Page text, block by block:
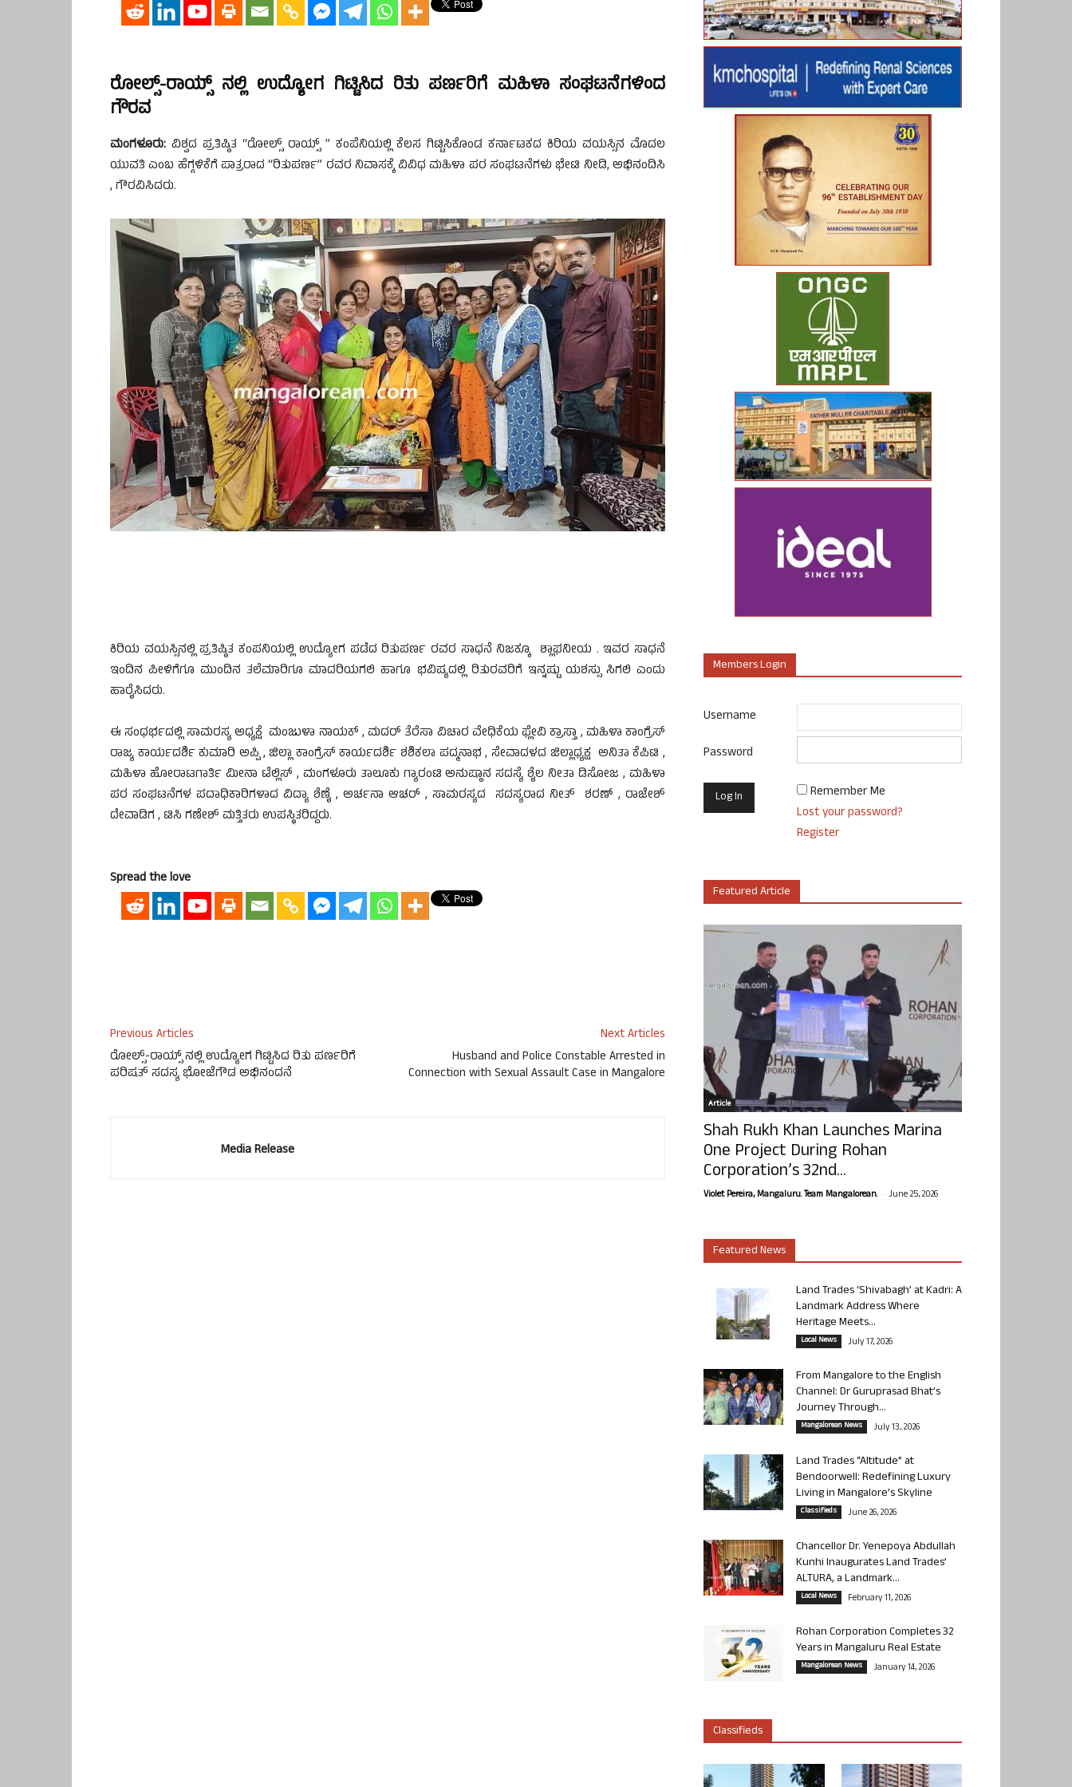
ರೋಲ್ಸ್-ರಾಯ್ಸ್‌ ನಲ್ಲಿ ಉದ್ಯೋಗ ಗಿಟ್ಟಿಸಿದ ರಿತು ಪರ್ಣರಿಗೆ ಮಹಿಳಾ ಸಂಘಟನೆಗಳಿಂದ
ಗೌರವ
ಮಂಗಳೂರು: ವಿಶ್ವದ ಪ್ರತಿಷ್ಠಿತ “ರೋಲ್ಸ್ ರಾಯ್ಸ್ ” ಕಂಪೆನಿಯಲ್ಲಿ ಕೆಲಸ ಗಿಟ್ಟಿಸಿಕೊಂಡ ಕರ್ನಾಟಕದ ಕಿರಿಯ ವಯಸ್ಸಿನ ಮೊದಲ
ಯುವತಿ ಎಂಬ ಹೆಗ್ಗಳಿಕೆಗೆ ಪಾತ್ರರಾದ “ರಿತುಪರ್ಣ” ರವರ ನಿವಾಸಕ್ಕೆ ವಿವಿಧ ಮಹಿಳಾ ಪರ ಸಂಘಟನೆಗಳು ಭೇಟಿ ನೀಡಿ, ಅಭಿನಂದಿಸಿ
, ಗೌರವಿಸಿದರು.
ಕಿರಿಯ ವಯಸ್ಸಿನಲ್ಲಿ ಪ್ರತಿಷ್ಠಿತ ಕಂಪನಿಯಲ್ಲಿ ಉದ್ಯೋಗ ಪಡೆದ ರಿತುಪರ್ಣ ರವರ ಸಾಧನೆ ನಿಜಕ್ಕೂ ಶ್ಲಾಘನೀಯ . ಇವರ ಸಾಧನೆ
ಇಂದಿನ ಪೀಳಿಗೆಗೂ ಮುಂದಿನ ತಲೆಮಾರಿಗೂ ಮಾದರಿಯಗಲಿ ಹಾಗೂ ಭವಿಷ್ಯದಲ್ಲಿ ರಿತುರವರಿಗೆ ಇನ್ನಷ್ಟು ಯಶಸ್ಸು ಸಿಗಲಿ ಎಂದು
ಹಾರೈಸಿದರು.
ಈ ಸಂಧರ್ಭದಲ್ಲಿ ಸಾಮರಸ್ಯ ಅಧ್ಯಕ್ಷೆ ಮಂಜುಳಾ ನಾಯಕ್ , ಮದರ್ ತೆರೆಸಾ ವಿಚಾರ ವೇಧಿಕೆಯ ಫ್ಲೇವಿ ಕ್ರಾಸ್ತಾ , ಮಹಿಳಾ ಕಾಂಗ್ರೆಸ್
ರಾಜ್ಯ ಕಾರ್ಯದರ್ಶಿ ಕುಮಾರಿ ಅಪ್ಪಿ , ಜಿಲ್ಲಾ ಕಾಂಗ್ರೆಸ್ ಕಾರ್ಯದರ್ಶಿ ಶಶಿಕಲಾ ಪದ್ಮನಾಭ , ಸೇವಾದಳದ ಜಿಲ್ಲಾಧ್ಯಕ್ಷ ಅನಿತಾ ಕೆಪಿಟಿ ,
ಮಹಿಳಾ ಹೋರಾಟಗಾರ್ತಿ ಮೀನಾ ಟೆಲ್ಲಿಸ್ , ಮಂಗಳೂರು ತಾಲೂಕು ಗ್ಯಾರಂಟಿ ಅನುಷ್ಠಾನ ಸದಸ್ಯೆ ಶೈಲ ನೀತಾ ಡಿಸೋಜ , ಮಹಿಳಾ
ಪರ ಸಂಘಟನೆಗಳ ಪದಾಧಿಕಾರಿಗಳಾದ ವಿದ್ಯಾ ಶೆಣೈ , ಅರ್ಚನಾ ಆಚರ್ , ಸಾಮರಸ್ಯದ ಸದಸ್ಯರಾದ ನೀತ್ ಶರಣ್ , ರಾಜೇಶ್
ದೇವಾಡಿಗ , ಟಿಸಿ ಗಣೇಶ್ ಮತ್ತಿತರು ಉಪಸ್ಥಿತರಿದ್ದರು.
Spread the love
Previous Articles
ರೋಲ್ಸ್-ರಾಯ್ಸ್ ನಲ್ಲಿ ಉದ್ಯೋಗ ಗಿಟ್ಟಿಸಿದ ರಿತು ಪರ್ಣರಿಗೆ
ಪರಿಷತ್ ಸದಸ್ಯ ಭೋಜೆಗೌಡ ಅಭಿನಂದನೆ
Next Articles
Husband and Police Constable Arrested in
Connection with Sexual Assault Case in Mangalore
Media Release
Members Login
Username
Password
Remember Me
Lost your password?
Register
Featured Article
Article
Shah Rukh Khan Launches Marina
One Project During Rohan
Corporation’s 32nd...
Violet Pereira, Mangaluru. Team Mangalorean. - June 25, 2026
Featured News
Land Trades ‘Shivabagh’ at Kadri: A
Landmark Address Where
Heritage Meets...
Local News July 17, 2026
From Mangalore to the English
Channel: Dr Guruprasad Bhat’s
Journey Through...
Mangalorean News July 13, 2026
Land Trades “Altitude” at
Bendoorwell: Redefining Luxury
Living in Mangalore’s Skyline
Classifieds June 26, 2026
Chancellor Dr. Yenepoya Abdullah
Kunhi Inaugurates Land Trades’
ALTURA, a Landmark...
Local News February 11, 2026
Rohan Corporation Completes 32
Years in Mangaluru Real Estate
Mangalorean News January 14, 2026
Classifieds